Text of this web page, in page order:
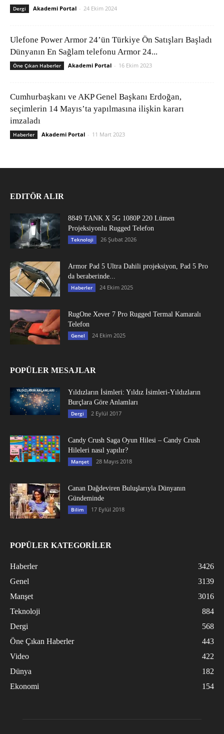
Dergi Akademi Portal - 24 Ekim 2024
Ulefone Power Armor 24’ün Türkiye Ön Satışları Başladı
Dünyanın En Sağlam telefonu Armor 24...
Öne Çıkan Haberler Akademi Portal - 16 Ekim 2023
Cumhurbaşkanı ve AKP Genel Başkanı Erdoğan,
seçimlerin 14 Mayıs’ta yapılmasına ilişkin kararı
imzaladı
Haberler Akademi Portal - 11 Mart 2023
EDITÖR ALIR
8849 TANK X 5G 1080P 220 Lümen
Projeksiyonlu Rugged Telefon
Teknoloji 26 Şubat 2026
Armor Pad 5 Ultra Dahili projeksiyon, Pad 5 Pro
da beraberinde...
Haberler 24 Ekim 2025
RugOne Xever 7 Pro Rugged Termal Kamaralı
Telefon
Genel 24 Ekim 2025
POPÜLER MESAJLAR
Yıldızların İsimleri: Yıldız İsimleri-Yıldızların
Burçlara Göre Anlamları
Dergi 2 Eylül 2017
Candy Crush Saga Oyun Hilesi – Candy Crush
Hileleri nasıl yapılır?
Manşet 28 Mayıs 2018
Canan Dağdeviren Buluşlarıyla Dünyanın
Gündeminde
Bilim 17 Eylül 2018
POPÜLER KATEGORİLER
Haberler
3426
Genel
3139
Manşet
3016
Teknoloji
884
Dergi
568
Öne Çıkan Haberler
443
Video
422
Dünya
182
Ekonomi
154